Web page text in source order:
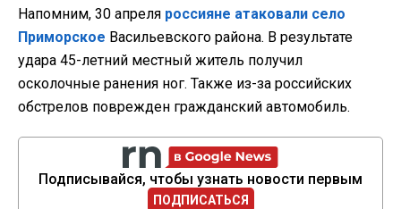
Напомним, 30 апреля россияне атаковали село
Приморское Васильевского района. В результате
удара 45-летний местный житель получил
осколочные ранения ног. Также из-за российских
обстрелов поврежден гражданский автомобиль.
Подписывайся, чтобы узнать новости первым
ПОДПИСАТЬСЯ